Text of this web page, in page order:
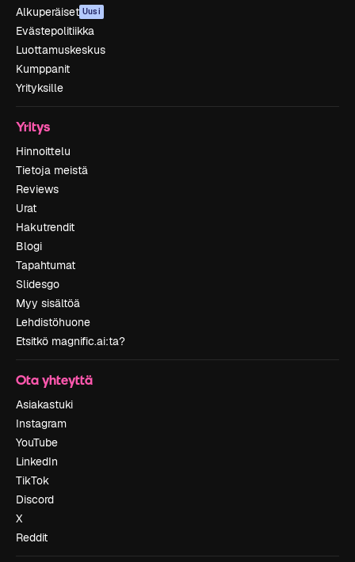
Alkuperäiset Uusi
Evästepolitiikka
Luottamuskeskus
Kumppanit
Yrityksille
Yritys
Hinnoittelu
Tietoja meistä
Reviews
Urat
Hakutrendit
Blogi
Tapahtumat
Slidesgo
Myy sisältöä
Lehdistöhuone
Etsitkö magnific.ai:ta?
Ota yhteyttä
Asiakastuki
Instagram
YouTube
LinkedIn
TikTok
Discord
X
Reddit